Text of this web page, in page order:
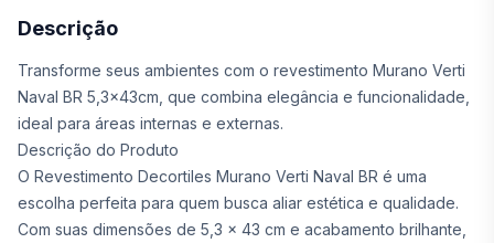
Descrição
Transforme seus ambientes com o revestimento Murano Verti
Naval BR 5,3x43cm, que combina elegância e funcionalidade,
ideal para áreas internas e externas.
Descrição do Produto
O Revestimento Decortiles Murano Verti Naval BR é uma
escolha perfeita para quem busca aliar estética e qualidade.
Com suas dimensões de 5,3 x 43 cm e acabamento brilhante,